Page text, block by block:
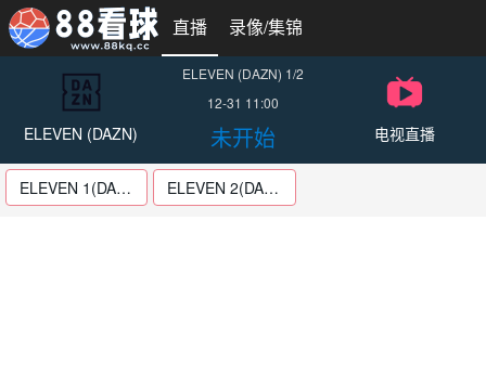
直播 录像/集锦
ELEVEN (DAZN)
ELEVEN (DAZN) 1/2
12-31 11:00
未开始 电视直播
ELEVEN 1(DAZN1) ELEVEN 2(DAZN2)